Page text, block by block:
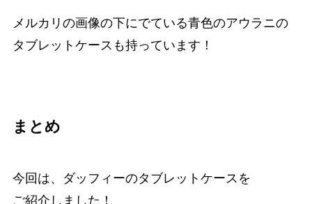
メルカリの画像の下にでている青色のアウラニの
タブレットケースも持っています！
まとめ
今回は、ダッフィーのタブレットケースを
ご紹介しました！